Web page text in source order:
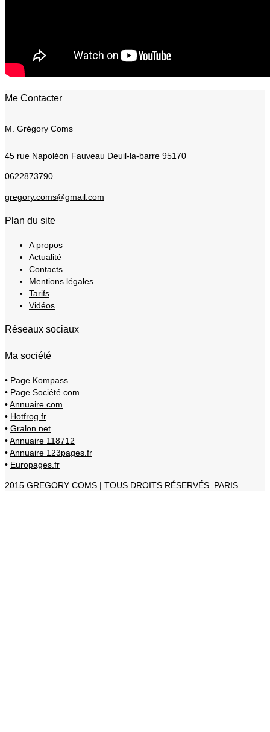
Me Contacter
M. Grégory Coms
45 rue Napoléon Fauveau Deuil-la-barre 95170
0622873790
gregory.coms@gmail.com
Plan du site
A propos
Actualité
Contacts
Mentions légales
Tarifs
Vidéos
Réseaux sociaux
Ma société
• Page Kompass
• Page Société.com
•Annuaire.com
• Hotfrog.fr
• Gralon.net
•Annuaire 118712
•Annuaire 123pages.fr
• Europages.fr
2015 GREGORY COMS | TOUS DROITS RÉSERVÉS. PARIS